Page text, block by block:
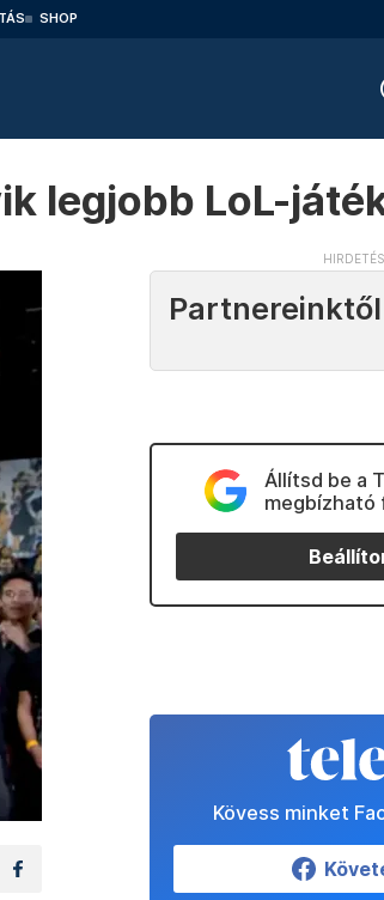
SHOP
legjobb LoL-
Partnereinktől
Állítsd be a
megbízható
Kövess minket